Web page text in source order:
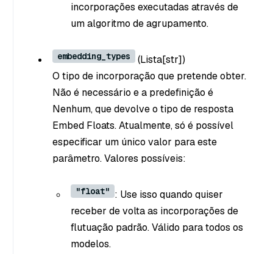
incorporações executadas através de
um algoritmo de agrupamento.
embedding_types (Lista[str])
O tipo de incorporação que pretende obter.
Não é necessário e a predefinição é
Nenhum, que devolve o tipo de resposta
Embed Floats. Atualmente, só é possível
especificar um único valor para este
parâmetro. Valores possíveis:
"float" : Use isso quando quiser
receber de volta as incorporações de
flutuação padrão. Válido para todos os
modelos.